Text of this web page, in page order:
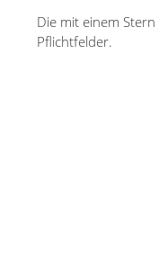
Die mit einem
Pflichtfelder.